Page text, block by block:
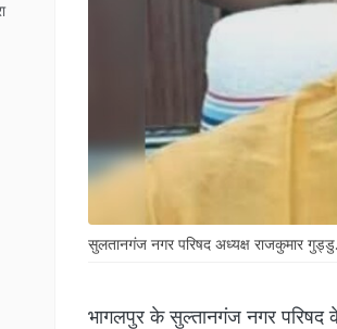
सुलतानगंज नगर परिषद अध्यक्ष राजकुमार गुड्डु.
भागलपुर के सुल्तानगंज नगर परिषद